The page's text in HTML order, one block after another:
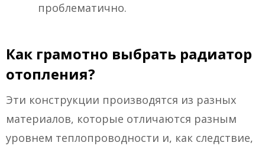
проблематично.
Как грамотно выбрать радиатор
отопления?
Эти конструкции производятся из разных
материалов, которые отличаются разным
уровнем теплопроводности и, как следствие,